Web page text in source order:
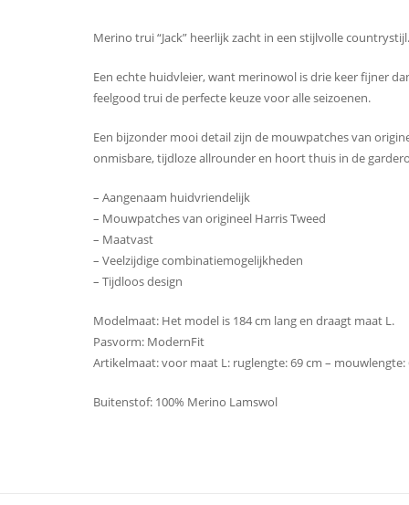
Merino trui “Jack” heerlijk zacht in een stijlvolle
Een echte huidvleier, want merinowol is drie keer fijner
feelgood trui de perfecte keuze voor alle seizoenen.
Een bijzonder mooi detail zijn de mouwpatches van
onmisbare, tijdloze allrounder en hoort thuis in de
– Aangenaam huidvriendelijk
– Mouwpatches van origineel Harris Tweed
– Maatvast
– Veelzijdige combinatiemogelijkheden
– Tijdloos design
Modelmaat: Het model is 184 cm lang en draagt ​​maat L.
Pasvorm: ModernFit
Artikelmaat: voor maat L: ruglengte: 69 cm –
Buitenstof: 100% Merino Lamswol